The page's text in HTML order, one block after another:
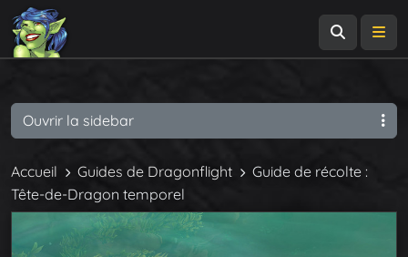
Accueil Guides de Dragonflight
Guide de récolte :
Tête-de-Dragon temporel
Ouvrir la sidebar